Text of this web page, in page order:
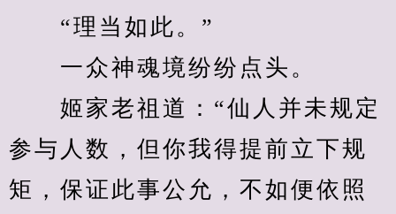
“理当如此。”
一众神魂境纷纷点头。
姬家老祖道：“仙人并未规定
参与人数，但你我得提前立下规
矩，保证此事公允，不如便依照